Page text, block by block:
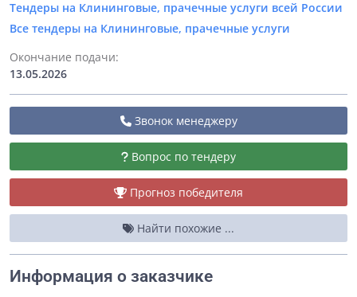
Тендеры на Клининговые, прачечные услуги всей России
Все тендеры на Клининговые, прачечные услуги
Окончание подачи:
13.05.2026
Звонок менеджеру
Вопрос по тендеру
Прогноз победителя
Найти похожие ...
Информация о заказчике